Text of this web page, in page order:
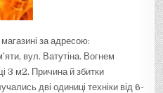
за адресою:
вул. Ватутіна. Вогнем
3 м2. Причина й збитки
дві одиниці техніки від 6-